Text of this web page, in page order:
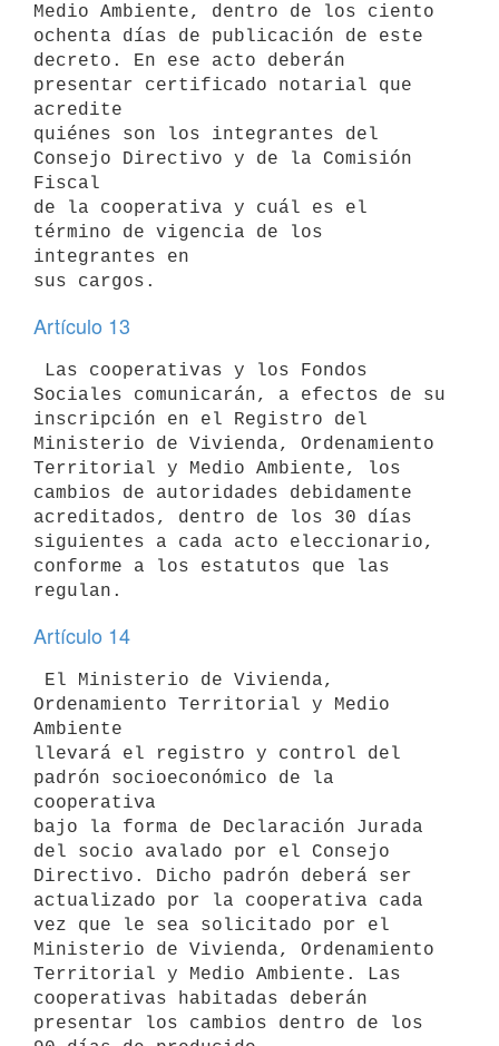
Medio Ambiente, dentro de los ciento
ochenta días de publicación de este
decreto. En ese acto deberán
presentar certificado notarial que
acredite
quiénes son los integrantes del
Consejo Directivo y de la Comisión
Fiscal
de la cooperativa y cuál es el
término de vigencia de los
integrantes en
Artículo 13
Sociales comunicarán, a efectos de su
inscripción en el Registro del
Ministerio de Vivienda, Ordenamiento
Territorial y Medio Ambiente, los
cambios de autoridades debidamente
acreditados, dentro de los 30 días
siguientes a cada acto eleccionario,
conforme a los estatutos que las
Artículo 14
Ordenamiento Territorial y Medio
Ambiente
llevará el registro y control del
padrón socioeconómico de la
cooperativa
bajo la forma de Declaración Jurada
del socio avalado por el Consejo
Directivo. Dicho padrón deberá ser
actualizado por la cooperativa cada
vez que le sea solicitado por el
Ministerio de Vivienda, Ordenamiento
Territorial y Medio Ambiente. Las
cooperativas habitadas deberán
presentar los cambios dentro de los